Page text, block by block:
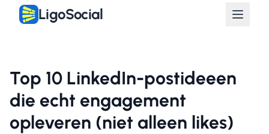
LigoSocial
Top 10 LinkedIn-postideeen
die echt engagement
opleveren (niet alleen likes)